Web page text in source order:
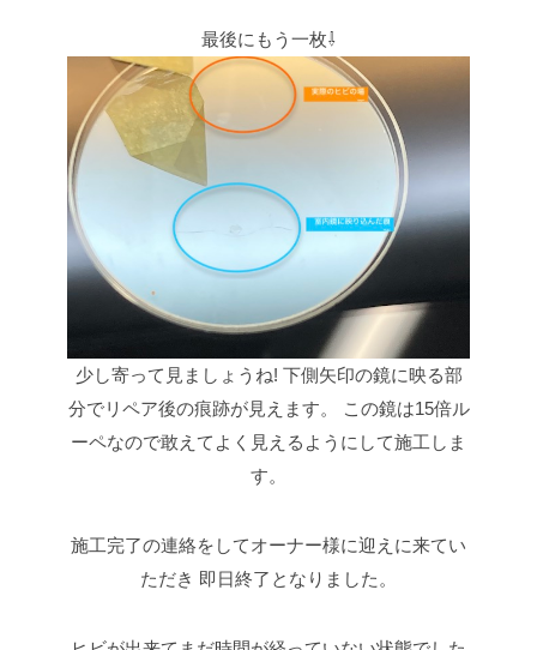
最後にもう一枚⇩
少し寄って見ましょうね! 下側矢印の鏡に映る部
分でリペア後の痕跡が見えます。
この鏡は15倍ル
ーペなので敢えてよく見えるようにして施工しま
す。
施工完了の連絡をしてオーナー様に迎えに来てい
ただき 即日終了となりました。